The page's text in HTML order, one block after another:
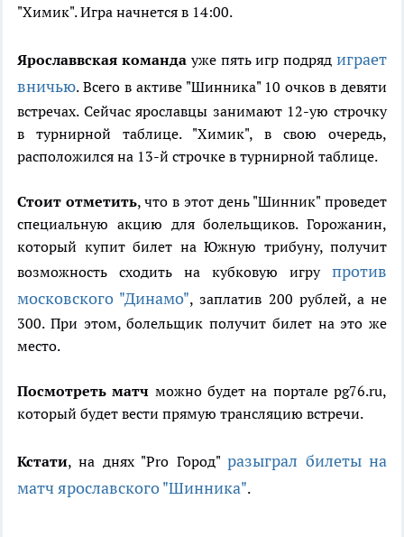
"Химик". Игра начнется в 14:00.
Ярославвская команда уже пять игр подрядиграет
вничью. Всего в активе "Шинника" 10 очков в девяти
встречах. Сейчас ярославцы занимают 12-ую строчку
в турнирной таблице. "Химик", в свою очередь,
расположился на 13-й строчке в турнирной таблице.
Стоит отметить, что в этот день "Шинник" проведет
специальную акцию для болельщиков. Горожанин,
который купит билет на Южную трибуну, получит
возможность сходить на кубковую игру против
московского "Динамо", заплатив 200 рублей, а не
300. При этом, болельщик получит билет на это же
место.
Посмотреть матч можно будет на портале pg76.ru,
который будет вести прямую трансляцию встречи.
Кстати, на днях "Pro Город"разыграл билеты на
матч ярославского "Шинника".